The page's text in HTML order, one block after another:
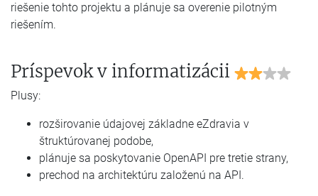
riešenie tohto projektu a plánuje sa overenie pilotným
riešením.
Príspevok v informatizácii
Plusy:
rozširovanie údajovej základne eZdravia v
štruktúrovanej podobe,
plánuje sa poskytovanie OpenAPI pre tretie strany,
prechod na architektúru založenú na API.